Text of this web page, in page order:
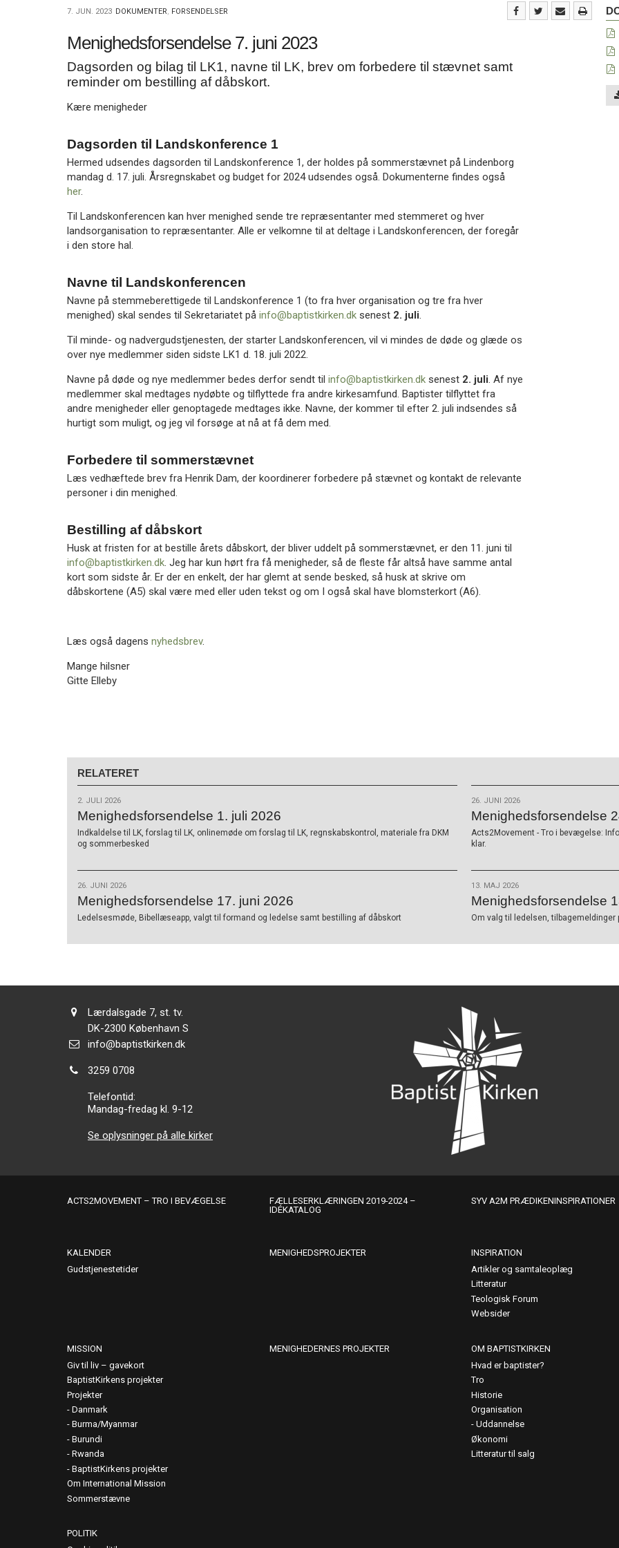
Værktøjskassen
BaptistKirken
Menighedsforsendelse
Landskonference
7. JUN. 2023 DOKUMENTER, FORSENDELSER
Menighedsforsendelse 7. juni 2023
Dagsorden og bilag til LK1, navne til LK, brev om forbedere til stævnet samt
reminder om bestilling af dåbskort.
Kære menigheder
Dagsorden til Landskonference 1
Hermed udsendes dagsorden til Landskonference 1, der holdes på sommerstævnet på Lindenborg
mandag d. 17. juli. Årsregnskabet og budget for 2024 udsendes også. Dokumenterne findes også
her.
Til Landskonferencen kan hver menighed sende tre repræsentanter med stemmeret og hver
landsorganisation to repræsentanter. Alle er velkomne til at deltage i Landskonferencen, der foregår
i den store hal.
Navne til Landskonferencen
Navne på stemmeberettigede til Landskonference 1 (to fra hver organisation og tre fra hver
menighed) skal sendes til Sekretariatet på info@baptistkirken.dk senest 2. juli.
Til minde- og nadvergudstjenesten, der starter Landskonferencen, vil vi mindes de døde og glæde os
over nye medlemmer siden sidste LK1 d. 18. juli 2022.
Navne på døde og nye medlemmer bedes derfor sendt til info@baptistkirken.dk senest 2. juli. Af nye
medlemmer skal medtages nydøbte og tilflyttede fra andre kirkesamfund. Baptister tilflyttet fra
andre menigheder eller genoptagede medtages ikke. Navne, der kommer til efter 2. juli indsendes så
hurtigt som muligt, og jeg vil forsøge at nå at få dem med.
Forbedere til sommerstævnet
Læs vedhæftede brev fra Henrik Dam, der koordinerer forbedere på stævnet og kontakt de relevante
personer i din menighed.
Bestilling af dåbskort
Husk at fristen for at bestille årets dåbskort, der bliver uddelt på sommerstævnet, er den 11. juni til
info@baptistkirken.dk. Jeg har kun hørt fra få menigheder, så de fleste får altså have samme antal
kort som sidste år. Er der en enkelt, der har glemt at sende besked, så husk at skrive om
dåbskortene (A5) skal være med eller uden tekst og om I også skal have blomsterkort (A6).
Læs også dagens nyhedsbrev.
Mange hilsner
Gitte Elleby
RELATERET
2. JULI 2026
Menighedsforsendelse 1. juli 2026
Indkaldelse til LK, forslag til LK, onlinemøde om forslag til LK, regnskabskontrol, materiale fra DKM
og sommerbesked
26. JUNI 2026
Menighedsforsendelse
Acts2Movement - Tro i bevægelse:
klar.
26. JUNI 2026
Menighedsforsendelse 17. juni 2026
Ledelsesmøde, Bibellæseapp, valgt til formand og ledelse samt bestilling af dåbskort
13. MAJ 2026
Menighedsforsendelse
Om valg til ledelsen, tilbagemeldinger
Adresse:
Lærdalsgade 7, st. tv.
Adresse:
DK-2300 København S
Send
info@baptistkirken.dk
Tlf.:
3259 0708
Telefontid:
Mandag-fredag kl. 9-12
Se oplysninger på alle kirker
ACTS2MOVEMENT – TRO I BEVÆGELSE
FÆLLESERKLÆRINGEN 2019-2024 –
IDÉKATALOG
SYV A2M PRÆDIKENINSPIRATIONER
KALENDER
Gudstjenestetider
MENIGHEDSPROJEKTER
INSPIRATION
Artikler og samtaleoplæg
Litteratur
Teologisk Forum
Websider
MISSION
Giv til liv – gavekort
BaptistKirkens projekter
Projekter
Danmark
Burma/Myanmar
Burundi
Rwanda
BaptistKirkens projekter
Om International Mission
Sommerstævne
MENIGHEDERNES PROJEKTER
OM BAPTISTKIRKEN
Hvad er baptister?
Tro
Historie
Organisation
Uddannelse
Økonomi
Litteratur til salg
POLITIK